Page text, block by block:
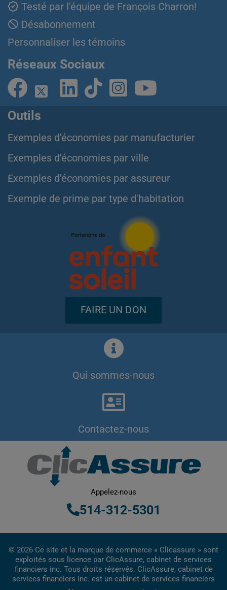
Testé par l'équipe de François Charron!
Désabonnement
Personnaliser les témoins
Réseaux Sociaux
Outils
Exemples d'économies par manufacturier
Exemples d'économies par ville
Exemples d'économies par assureur
Exemple de prime par type d'habitation
FAIRE UN DON
Qui sommes-nous
Contactez-nous
Appelez-nous
514-312-5301
© 2026 Ce site et la marque de commerce « Clicassure » sont
exploités sous licence par ClicAssure, cabinet de services
financiers inc. Tous droits réservés. ClicAssure, cabinet de
services financiers inc. est un cabinet de services financiers